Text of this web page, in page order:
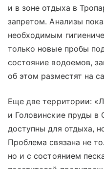
и в зоне отдыха в
запретом. Анализы
необходимым
только новые пробы
состояние водоемов,
об этом разместят на
Еще две территории:
и Головинские пруды
доступны для отдыха,
Проблема связана не
но и с состоянием